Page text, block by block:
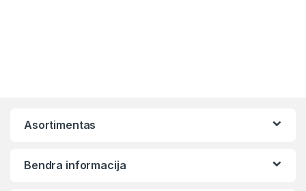
Asortimentas
Bendra informacija